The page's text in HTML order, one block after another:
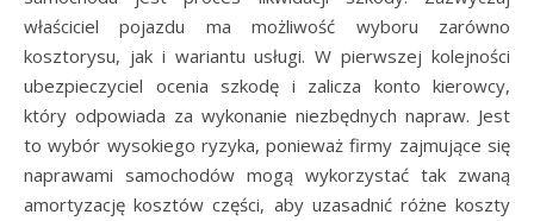
właściciel pojazdu ma możliwość wyboru zarówno
kosztorysu, jak i wariantu usługi. W pierwszej kolejności
ubezpieczyciel ocenia szkodę i zalicza konto kierowcy,
który odpowiada za wykonanie niezbędnych napraw. Jest
to wybór wysokiego ryzyka, ponieważ firmy zajmujące się
naprawami samochodów mogą wykorzystać tak zwaną
amortyzację kosztów części, aby uzasadnić różne koszty